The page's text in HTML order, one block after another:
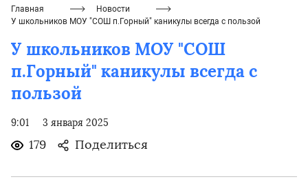
Главная
Новости
У школьников МОУ "СОШ п.Горный" каникулы всегда с пользой
У школьников МОУ "СОШ
п.Горный" каникулы всегда с
пользой
9:01 3 января 2025
179 Поделиться